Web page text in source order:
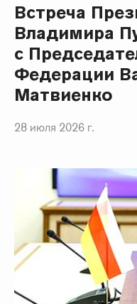
Встреча
Владимира
с
Федерации
Матвиенко
28 июля 2026 г.